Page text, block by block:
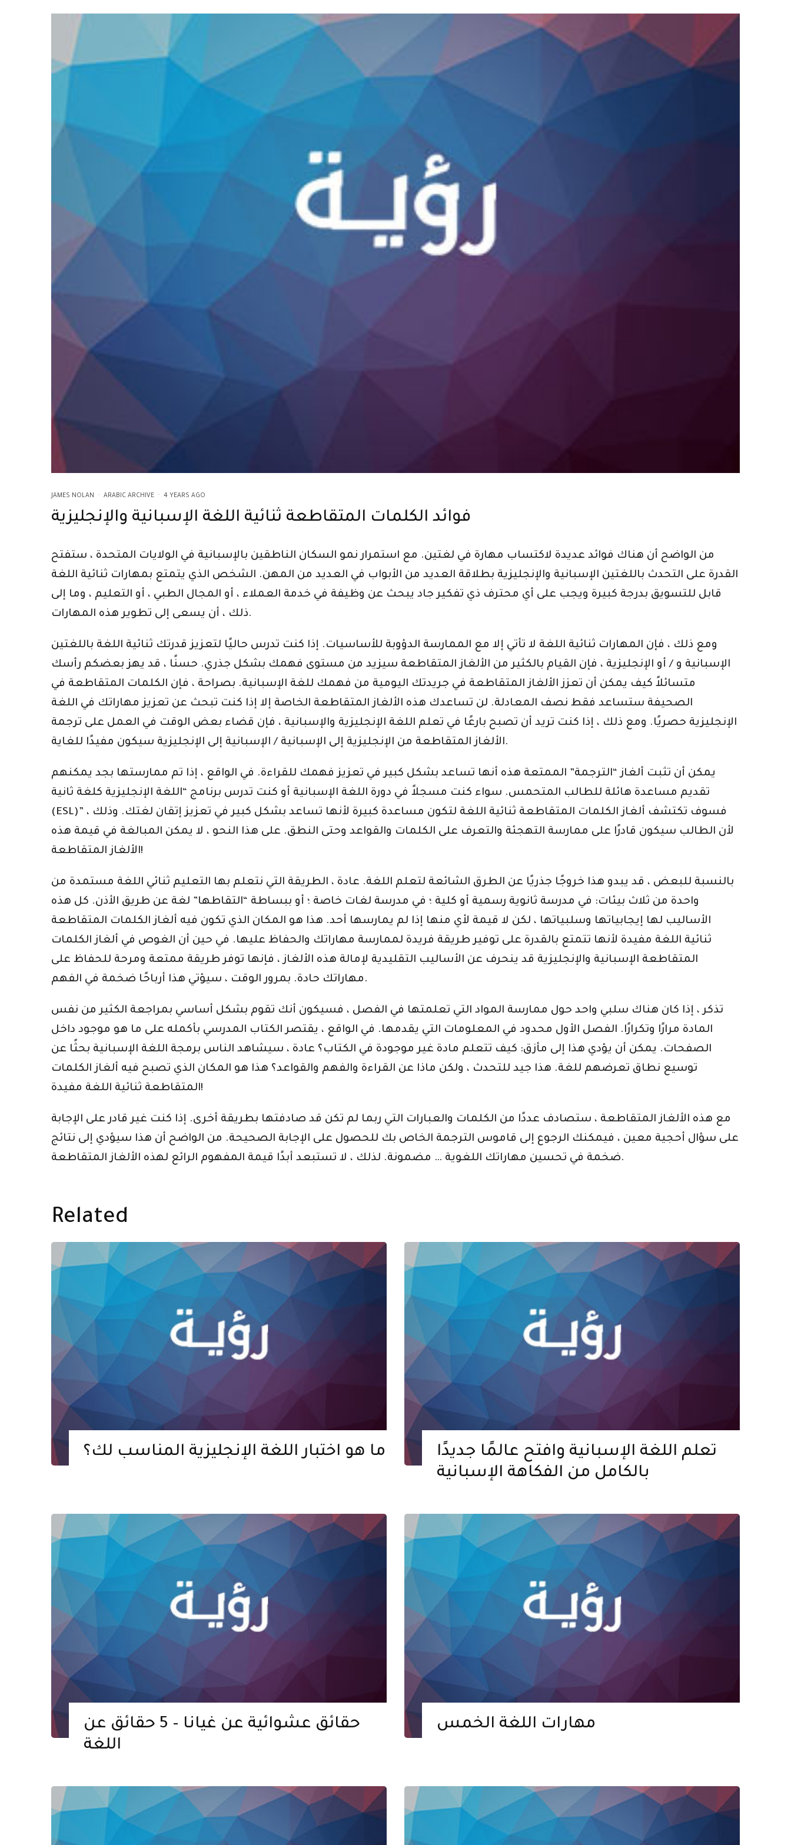
JAMES NOLAN · ARABIC ARCHIVE · 4 YEARS AGO
فوائد الكلمات المتقاطعة ثنائية اللغة الإسبانية والإنجليزية
من الواضح أن هناك فوائد عديدة لاكتساب مهارة في لغتين. مع استمرار نمو السكان الناطقين بالإسبانية في الولايات المتحدة ، ستفتح
القدرة على التحدث باللغتين الإسبانية والإنجليزية بطلاقة العديد من الأبواب في العديد من المهن. الشخص الذي يتمتع بمهارات ثنائية اللغة
قابل للتسويق بدرجة كبيرة ويجب على أي محترف ذي تفكير جاد يبحث عن وظيفة في خدمة العملاء ، أو المجال الطبي ، أو التعليم ، وما إلى
ذلك ، أن يسعى إلى تطوير هذه المهارات.
ومع ذلك ، فإن المهارات ثنائية اللغة لا تأتي إلا مع الممارسة الدؤوبة للأساسيات. إذا كنت تدرس حاليًا لتعزيز قدرتك ثنائية اللغة باللغتين
الإسبانية و / أو الإنجليزية ، فإن القيام بالكثير من الألغاز المتقاطعة سيزيد من مستوى فهمك بشكل جذري. حسنًا ، قد يهز بعضكم رأسك
متسائلاً كيف يمكن أن تعزز الألغاز المتقاطعة في جريدتك اليومية من فهمك للغة الإسبانية. بصراحة ، فإن الكلمات المتقاطعة في
الصحيفة ستساعد فقط نصف المعادلة. لن تساعدك هذه الألغاز المتقاطعة الخاصة إلا إذا كنت تبحث عن تعزيز مهاراتك في اللغة
الإنجليزية حصريًا. ومع ذلك ، إذا كنت تريد أن تصبح بارعًا في تعلم اللغة الإنجليزية والإسبانية ، فإن قضاء بعض الوقت في العمل على ترجمة
الألغاز المتقاطعة من الإنجليزية إلى الإسبانية / الإسبانية إلى الإنجليزية سيكون مفيدًا للغاية.
يمكن أن تثبت ألغاز “الترجمة” الممتعة هذه أنها تساعد بشكل كبير في تعزيز فهمك للقراءة. في الواقع ، إذا تم ممارستها بجد يمكنهم
تقديم مساعدة هائلة للطالب المتحمس. سواء كنت مسجلاً في دورة اللغة الإسبانية أو كنت تدرس برنامج “اللغة الإنجليزية كلغة ثانية
(ESL)” ، فسوف تكتشف ألغاز الكلمات المتقاطعة ثنائية اللغة لتكون مساعدة كبيرة لأنها تساعد بشكل كبير في تعزيز إتقان لغتك. وذلك
لأن الطالب سيكون قادرًا على ممارسة التهجئة والتعرف على الكلمات والقواعد وحتى النطق. على هذا النحو ، لا يمكن المبالغة في قيمة هذه
الألغاز المتقاطعة!
بالنسبة للبعض ، قد يبدو هذا خروجًا جذريًا عن الطرق الشائعة لتعلم اللغة. عادة ، الطريقة التي نتعلم بها التعليم ثنائي اللغة مستمدة من
واحدة من ثلاث بيئات: في مدرسة ثانوية رسمية أو كلية ؛ في مدرسة لغات خاصة ؛ أو ببساطة “التقاطها” لغة عن طريق الأذن. كل هذه
الأساليب لها إيجابياتها وسلبياتها ، لكن لا قيمة لأي منها إذا لم يمارسها أحد. هذا هو المكان الذي تكون فيه ألغاز الكلمات المتقاطعة
ثنائية اللغة مفيدة لأنها تتمتع بالقدرة على توفير طريقة فريدة لممارسة مهاراتك والحفاظ عليها. في حين أن الغوص في ألغاز الكلمات
المتقاطعة الإسبانية والإنجليزية قد ينحرف عن الأساليب التقليدية لإمالة هذه الألغاز ، فإنها توفر طريقة ممتعة ومرحة للحفاظ على
مهاراتك حادة. بمرور الوقت ، سيؤتي هذا أرباحًا ضخمة في الفهم.
تذكر ، إذا كان هناك سلبي واحد حول ممارسة المواد التي تعلمتها في الفصل ، فسيكون أنك تقوم بشكل أساسي بمراجعة الكثير من نفس
المادة مرارًا وتكرارًا. الفصل الأول محدود في المعلومات التي يقدمها. في الواقع ، يقتصر الكتاب المدرسي بأكمله على ما هو موجود داخل
الصفحات. يمكن أن يؤدي هذا إلى مأزق: كيف تتعلم مادة غير موجودة في الكتاب؟ عادة ، سيشاهد الناس برمجة اللغة الإسبانية بحثًا عن
توسيع نطاق تعرضهم للغة. هذا جيد للتحدث ، ولكن ماذا عن القراءة والفهم والقواعد؟ هذا هو المكان الذي تصبح فيه ألغاز الكلمات
المتقاطعة ثنائية اللغة مفيدة!
مع هذه الألغاز المتقاطعة ، ستصادف عددًا من الكلمات والعبارات التي ربما لم تكن قد صادفتها بطريقة أخرى. إذا كنت غير قادر على الإجابة
على سؤال أحجية معين ، فيمكنك الرجوع إلى قاموس الترجمة الخاص بك للحصول على الإجابة الصحيحة. من الواضح أن هذا سيؤدي إلى نتائج
ضخمة في تحسين مهاراتك اللغوية … مضمونة. لذلك ، لا تستبعد أبدًا قيمة المفهوم الرائع لهذه الألغاز المتقاطعة.
Related
ما هو اختبار اللغة الإنجليزية المناسب لك؟
تعلم اللغة الإسبانية وافتح عالمًا جديدًا
بالكامل من الفكاهة الإسبانية
حقائق عشوائية عن غيانا – 5 حقائق عن
اللغة
مهارات اللغة الخمس